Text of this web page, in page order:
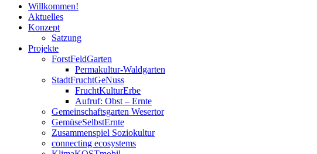
Willkommen!
Aktuelles
Konzept
Satzung
Projekte
ForstFeldGarten
Permakultur-Waldgarten
StadtFruchtGeNuss
FruchtKulturErbe
Aufruf: Obst – Ernte
Gemeinschaftsgarten Wesertor
GemüseSelbstErnte
Zusammenspiel Soziokultur
connecting ecosystems